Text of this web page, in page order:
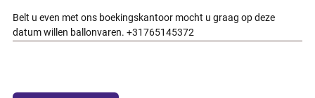
Belt u even met ons boekingskantoor mocht u graag op deze
datum willen ballonvaren. +31765145372